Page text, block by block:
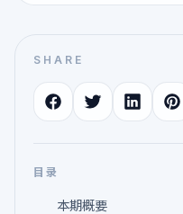
SHARE
目录
本期概要